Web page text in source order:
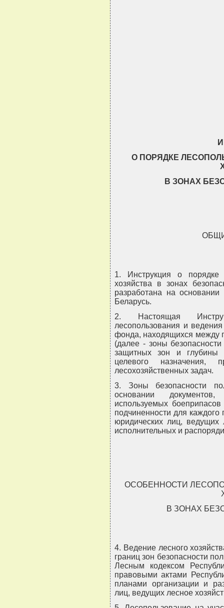
О ПОРЯДКЕ
В ЗОНАХ
1. Инструкция о порядке
хозяйства в зонах
разработана на основании
Беларусь.
2. Настоящая
лесопользования и
фонда, находящихся между
(далее - зоны
защитных зон и глубины
целевого назначения,
лесохозяйственных задач.
3. Зоны безопасности
основании документов,
используемых
подчиненности для
юридических лиц, ведущих
исполнительных и
ОСОБЕННОСТИ
В ЗОНАХ
4. Ведение лесного
границ зон безопасности
Лесным кодексом
правовыми актами
планами организации и
лиц, ведущих лесное